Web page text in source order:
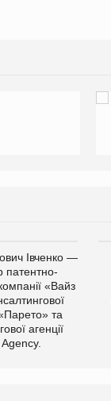
Івченко —
патентно-
«Вайз
та
агенції